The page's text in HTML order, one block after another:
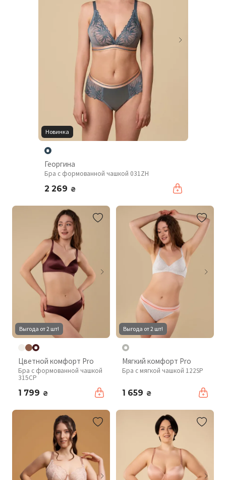
Новинка
Георгина
Бра с формованной чашкой 031ZH
2 269 ₴
Выгода от 2 шт!
Цветной комфорт Pro
Бра с формованной чашкой
315CP
1 799 ₴
Выгода от 2 шт!
Мягкий комфорт Pro
Бра с мягкой чашкой 122SP
1 659 ₴